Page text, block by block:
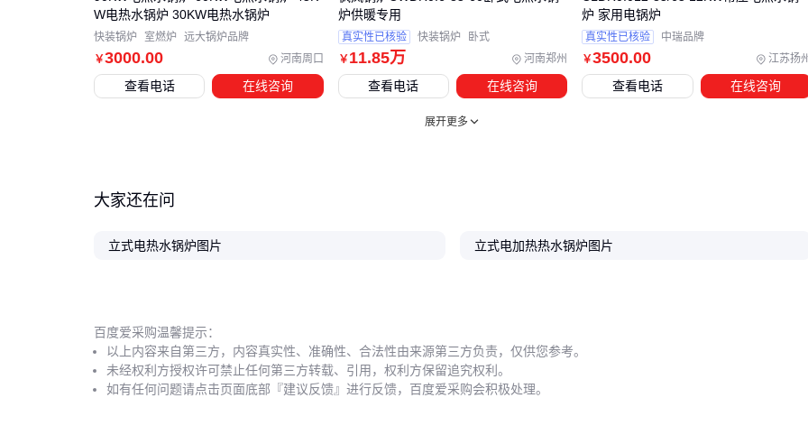
工况则需要更高精度的控制器。
五、安装和维护中容易被忽视的实操细节
立式电热水锅炉的安装位置直接影响后续维护便利性。建议预
留至少50cm的检修空间，并确保地面承重达标。管道连接时要
每月检查 压力表
指针是否灵活，防止卡针导致误判
锅炉除垢剂
的选择也很关键。酸性过强的产品可能损伤不锈
钢部件，而缓释型水处理剂更适合长期防护。维护时建议佩戴
￥3000.00 河南周口
W电热水锅炉 30KW电热水锅炉
快装锅炉 室燃炉 远大锅炉品牌
查看电话 在线咨询
￥ 11.85万 河南郑州
炉供暖专用
真实性已核验 快装锅炉 卧式
查看电话 在线咨询
￥3500.00 江苏扬
炉 家用电锅炉
真实性已核验 中瑞品牌
查看电话 在线咨询
展开更多
大家还在问
立式电热水锅炉图片 立式电加热热水锅炉图片
百度爱采购温馨提示：
以上内容来自第三方，内容真实性、准确性、合法性由来源第三方负责，仅供您参考。
未经权利方授权许可禁止任何第三方转载、引用，权利方保留追究权利。
如有任何问题请点击页面底部『建议反馈』进行反馈，百度爱采购会积极处理。